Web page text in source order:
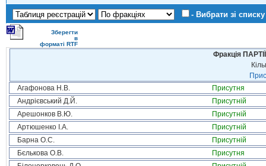
- Вибрати зі списку
Зберегти
в
форматі RTF
Фракція
Агафонова Н.В.
Присутня
Андрієвський Д.Й.
Присутній
Арешонков В.Ю.
Присутній
Артюшенко І.А.
Присутній
Барна О.С.
Присутній
Бєлькова О.В.
Присутня